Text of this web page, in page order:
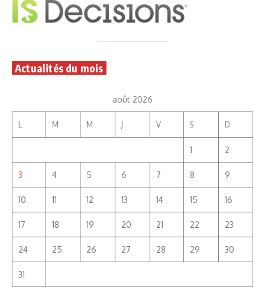
Actualités du mois
août 2026
L M M J V S D
1 2
3 4 5 6 7 8 9
10 11 12 13 14 15 16
17 18 19 20 21 22 23
24 25 26 27 28 29 30
31